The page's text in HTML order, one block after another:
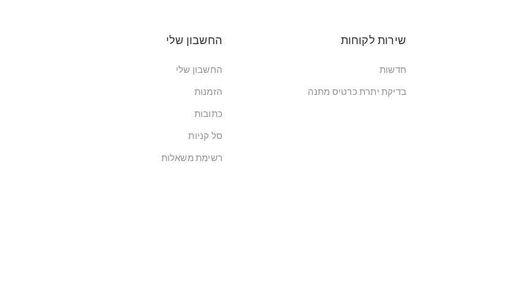
שירות לקוחות
חדשות
בדיקת יתרת כרטיס מתנה
החשבון שלי
החשבון שלי
הזמנות
כתובות
סל קניות
רשימת משאלות